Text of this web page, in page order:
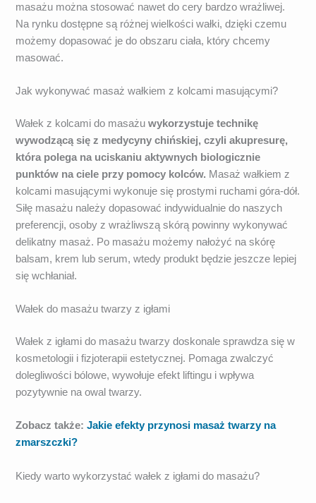
masażu można stosować nawet do cery bardzo wrażliwej.
Na rynku dostępne są różnej wielkości wałki, dzięki czemu
możemy dopasować je do obszaru ciała, który chcemy
masować.
Jak wykonywać masaż wałkiem z kolcami masującymi?
Wałek z kolcami do masażu wykorzystuje technikę
wywodzącą się z medycyny chińskiej, czyli akupresurę,
która polega na uciskaniu aktywnych biologicznie
punktów na ciele przy pomocy kolców. Masaż wałkiem z
kolcami masującymi wykonuje się prostymi ruchami góra-dół.
Siłę masażu należy dopasować indywidualnie do naszych
preferencji, osoby z wrażliwszą skórą powinny wykonywać
delikatny masaż. Po masażu możemy nałożyć na skórę
balsam, krem lub serum, wtedy produkt będzie jeszcze lepiej
się wchłaniał.
Wałek do masażu twarzy z igłami
Wałek z igłami do masażu twarzy doskonale sprawdza się w
kosmetologii i fizjoterapii estetycznej. Pomaga zwalczyć
dolegliwości bólowe, wywołuje efekt liftingu i wpływa
pozytywnie na owal twarzy.
Zobacz także:Jakie efekty przynosi masaż twarzy na
zmarszczki?
Kiedy warto wykorzystać wałek z igłami do masażu?